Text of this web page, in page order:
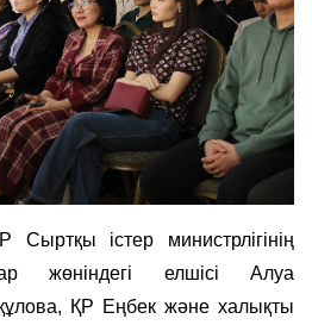
Сыртқы істер министрлігінің
жөніндегі елшісі Алуа
ҚР Еңбек және халықты